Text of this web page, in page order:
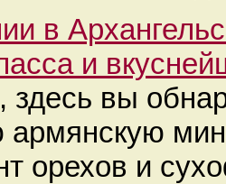
в
и
здесь вы
армянскую
орехов и